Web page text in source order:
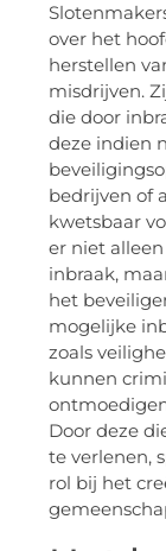
over het
herstellen
misdrijven.
die door
deze indien
bedrijven of
kwetsbaar
er niet
inbraak,
het
mogelijke
zoals
kunnen
Door deze
te verlenen,
rol bij het